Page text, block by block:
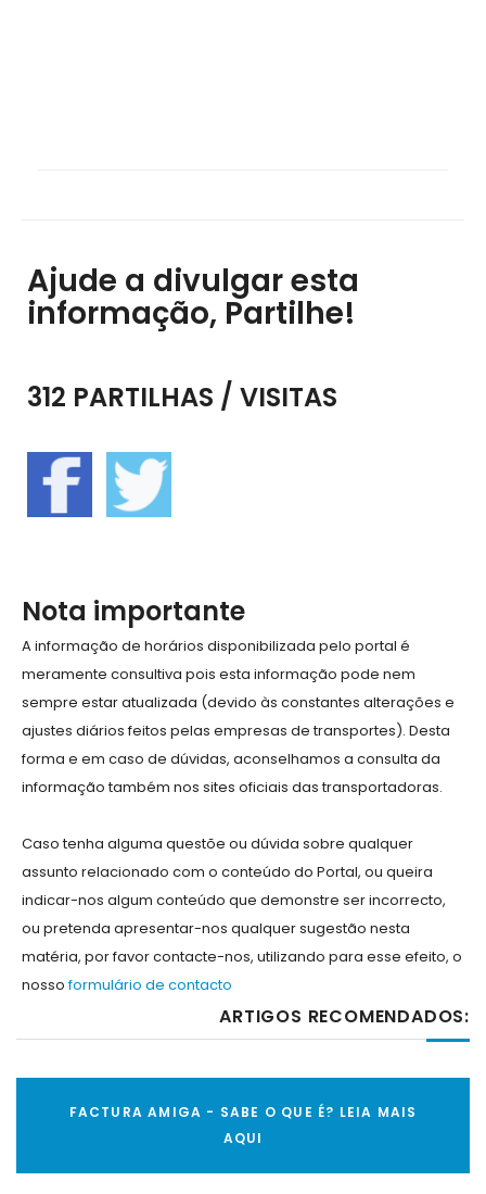
Ajude a divulgar esta
informação, Partilhe!
312 PARTILHAS / VISITAS
Nota importante
A informação de horários disponibilizada pelo portal é
meramente consultiva pois esta informação pode nem
sempre estar atualizada (devido às constantes alterações e
ajustes diários feitos pelas empresas de transportes). Desta
forma e em caso de dúvidas, aconselhamos a consulta da
informação também nos sites oficiais das transportadoras.
Caso tenha alguma questõe ou dúvida sobre qualquer
assunto relacionado com o conteúdo do Portal, ou queira
indicar-nos algum conteúdo que demonstre ser incorrecto,
ou pretenda apresentar-nos qualquer sugestão nesta
matéria, por favor contacte-nos, utilizando para esse efeito, o
nossoformulário de contacto
ARTIGOS RECOMENDADOS:
FACTURA AMIGA - SABE O QUE É? LEIA MAIS
AQUI